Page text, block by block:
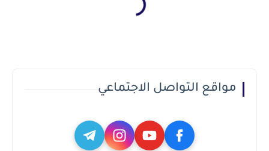
مواقع التواصل الاجتماعي